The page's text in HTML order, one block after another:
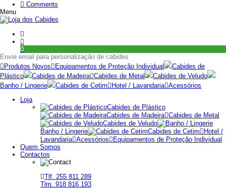
Comments
Menu
0
Envie email para personalização de cabides
Produtos Novos
Equipamentos de Proteção Individual
Cabides de
Plástico
Cabides de Madeira Cabides de Metal
Cabides de Veludo
Banho / Lingerie
Cabides de Cetim Hotel / Lavandaria Acessórios
Loja
Cabides de Plástico
Cabides de Madeira Cabides de Metal
Cabides de Veludo
Banho / Lingerie
Cabides de Cetim
Hotel /
Lavandaria Acessórios
Equipamentos de Proteção Individual
Quem Somos
Contactos
Tlf. 255 811 289
Tlm. 918 816 193